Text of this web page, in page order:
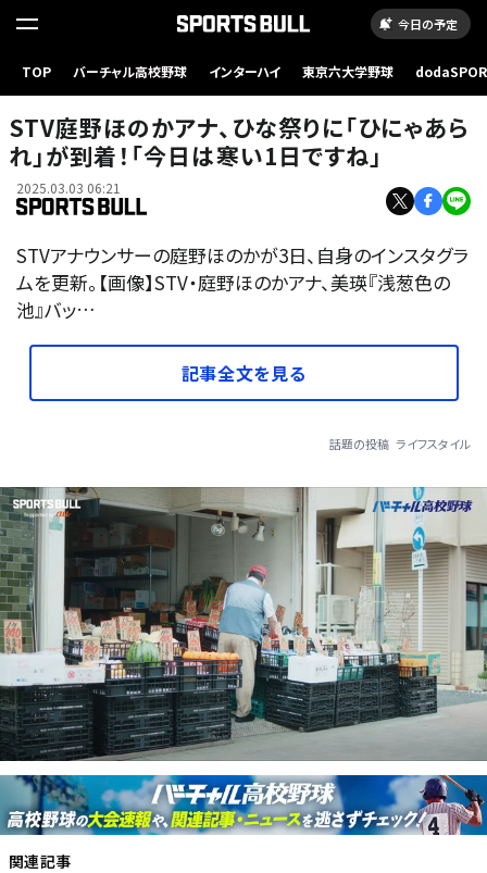
今日の予定
TOP バーチャル高校野球 インターハイ 東京六大学野球
STV庭野ほのかアナ、ひな祭りに「ひにゃあら
れ」が到着！「今日は寒い1日ですね」
2025.03.03 06:21
STVアナウンサーの庭野ほのかが3日、自身のインスタグラ
ムを更新。【画像】STV・庭野ほのかアナ、美瑛『浅葱色の
池』バッ…
記事全文を見る
話題の投稿 ライフスタイル
関連記事